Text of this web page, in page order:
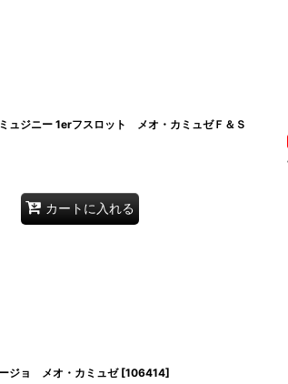
ュジニー 1erフスロット メオ・カミュゼＦ＆Ｓ
カートに入れる
ジョ メオ・カミュゼ [106414]